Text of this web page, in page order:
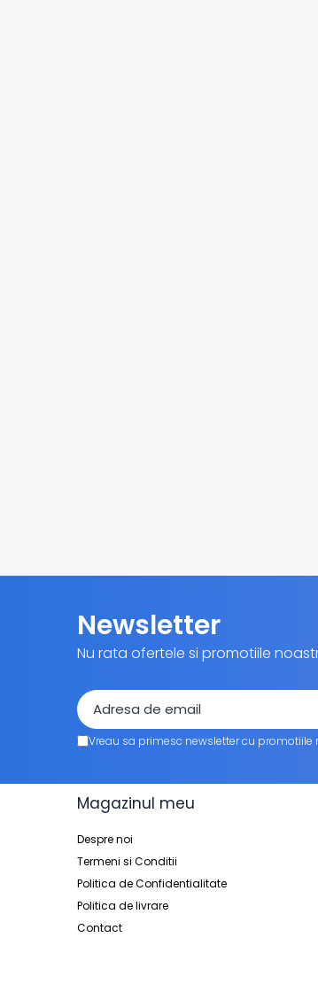
Forme de Copt
Monoportii Prajituri
Platforme Tort
Platouri Tort
Articole Termo-Sudare
Folii
Masini + Rame
Folii Alimentare
Folii Aluminiu
Folii Paletat
Manusi de Unica Folosinta
Newsletter
Nu rata ofertele si promotiile
Vreau sa primesc newsletter cu
Magazinul meu
Despre noi
Termeni si Conditii
Politica de Confidentialitate
Politica de livrare
Contact